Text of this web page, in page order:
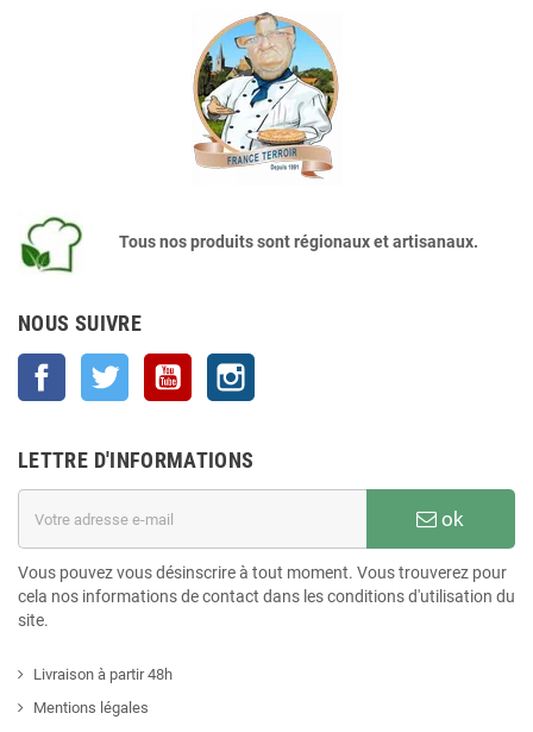
Tous nos produits sont régionaux et artisanaux.
NOUS SUIVRE
Facebook Twitter YouTube
LETTRE D'INFORMATIONS
ok
Vous pouvez vous désinscrire à tout moment. Vous trouverez pour
cela nos informations de contact dans les conditions d'utilisation du
site.
Livraison à partir 48h
Mentions légales